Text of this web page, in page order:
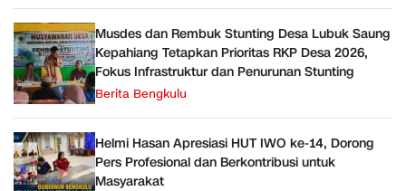
Musdes dan Rembuk Stunting Desa Lubuk Saung
Kepahiang Tetapkan Prioritas RKP Desa 2026,
Fokus Infrastruktur dan Penurunan Stunting
Berita Bengkulu
Helmi Hasan Apresiasi HUT IWO ke-14, Dorong
Pers Profesional dan Berkontribusi untuk
Masyarakat